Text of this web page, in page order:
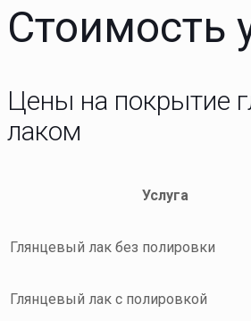
Стоимость
Цены на покрытие
лаком
Услуга
Глянцевый лак без полировки
Глянцевый лак с полировкой